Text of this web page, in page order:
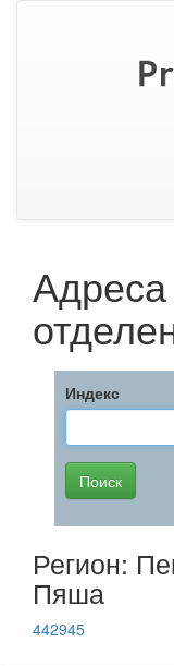
Индекс
Регион:
Пяша
442945